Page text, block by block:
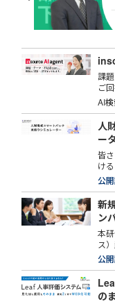
課
ご
AI
人
ー
皆
け
公
新
ン
本
ス
公
の